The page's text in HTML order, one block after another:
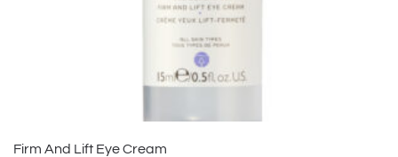
Firm And Lift Eye Cream